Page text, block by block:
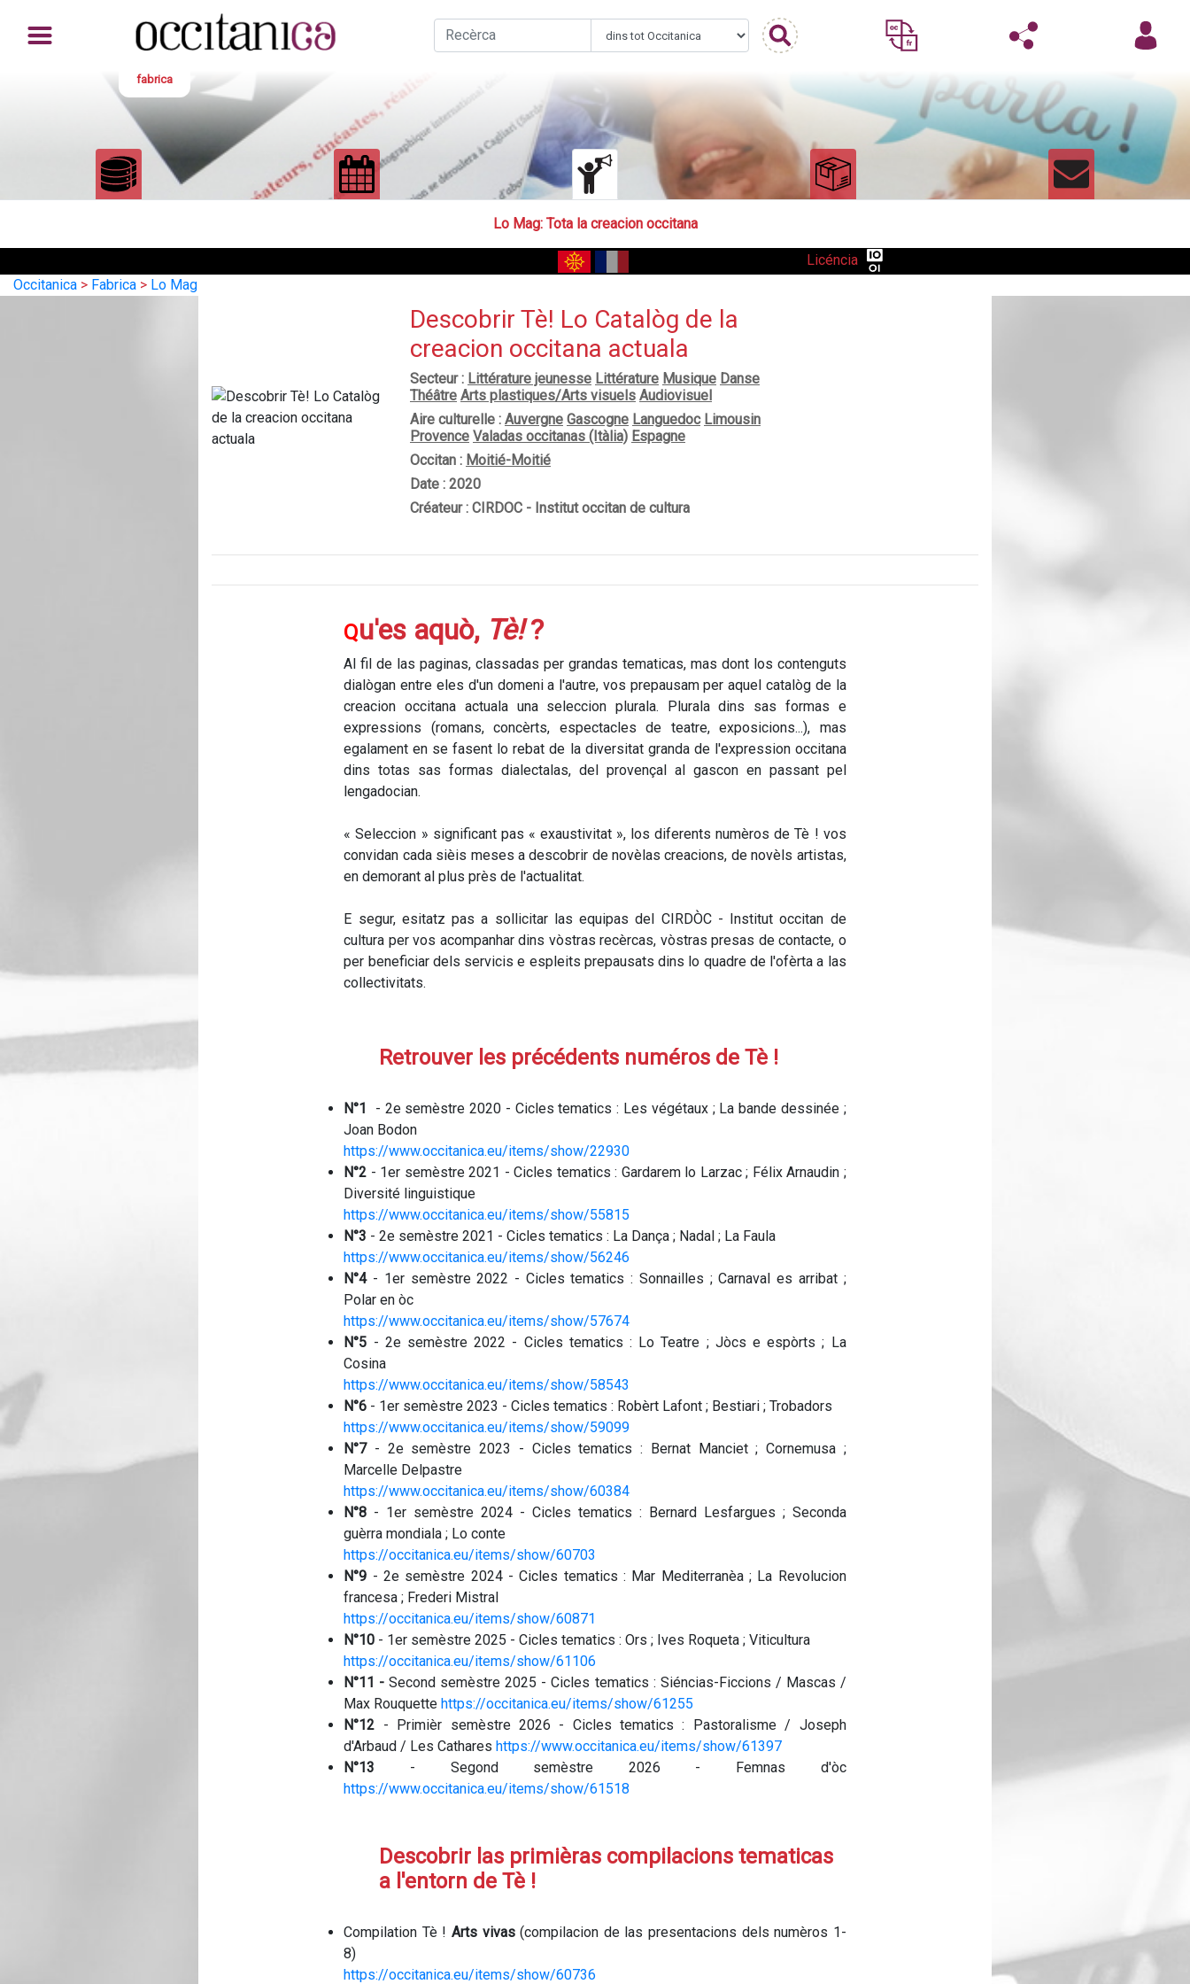
fabrica
Lo Mag: Tota la creacion occitana
Licéncia
Occitanica > Fabrica > Lo Mag
Descobrir Tè! Lo Catalòg de la
creacion occitana actuala
Secteur : Littérature jeunesse Littérature Musique Danse
Théâtre Arts plastiques/Arts visuels Audiovisuel
Aire culturelle : Auvergne Gascogne Languedoc Limousin
Provence Valadas occitanas (Itàlia) Espagne
Occitan : Moitié-Moitié
Date : 2020
Créateur : CIRDOC - Institut occitan de cultura
Qu'es aquò, Tè!?
Al fil de las paginas, classadas per grandas tematicas, mas dont los contenguts
dialògan entre eles d'un domeni a l'autre, vos prepausam per aquel catalòg de la
creacion occitana actuala una seleccion plurala. Plurala dins sas formas e
expressions (romans, concèrts, espectacles de teatre, exposicions...), mas
egalament en se fasent lo rebat de la diversitat granda de l'expression occitana
dins totas sas formas dialectalas, del provençal al gascon en passant pel
lengadocian.
« Seleccion » significant pas « exaustivitat », los diferents numèros de Tè ! vos
convidan cada sièis meses a descobrir de novèlas creacions, de novèls artistas,
en demorant al plus près de l'actualitat.
E segur, esitatz pas a sollicitar las equipas del CIRDÒC - Institut occitan de
cultura per vos acompanhar dins vòstras recèrcas, vòstras presas de contacte, o
per beneficiar dels servicis e espleits prepausats dins lo quadre de l'ofèrta a las
collectivitats.
Retrouver les précédents numéros de Tè !
N°1
- 2e semèstre 2020 - Cicles tematics : Les végétaux ; La bande dessinée ;
Joan Bodon
https://www.occitanica.eu/items/show/22930
N°2 - 1er semèstre 2021 - Cicles tematics : Gardarem lo Larzac ; Félix Arnaudin ;
Diversité linguistique
https://www.occitanica.eu/items/show/55815
N°3 - 2e semèstre 2021 - Cicles tematics : La Dança ; Nadal ; La Faula
https://www.occitanica.eu/items/show/56246
N°4- 1er semèstre 2022 - Cicles tematics : Sonnailles ; Carnaval es arribat ;
Polar en òc
https://www.occitanica.eu/items/show/57674
N°5 - 2e semèstre 2022 - Cicles tematics : Lo Teatre ; Jòcs e espòrts ; La
Cosina
https://www.occitanica.eu/items/show/58543
N°6 - 1er semèstre 2023 - Cicles tematics : Robèrt Lafont ; Bestiari ; Trobadors
https://www.occitanica.eu/items/show/59099
N°7- 2e semèstre 2023 - Cicles tematics : Bernat Manciet ; Cornemusa ;
Marcelle Delpastre
https://www.occitanica.eu/items/show/60384
N°8 - 1er semèstre 2024 - Cicles tematics : Bernard Lesfargues ; Seconda
guèrra mondiala ; Lo conte
https://occitanica.eu/items/show/60703
N°9 - 2e semèstre 2024 - Cicles tematics : Mar Mediterranèa ; La Revolucion
francesa ; Frederi Mistral
https://occitanica.eu/items/show/60871
N°10 - 1er semèstre 2025 - Cicles tematics : Ors ; Ives Roqueta ; Viticultura
https://occitanica.eu/items/show/61106
N°11 - Second semèstre 2025 - Cicles tematics : Siéncias-Ficcions / Mascas /
Max Rouquettehttps://occitanica.eu/items/show/61255
N°12 - Primièr semèstre 2026 - Cicles tematics : Pastoralisme / Joseph
d'Arbaud / Les Cathareshttps://www.occitanica.eu/items/show/61397
N°13 - Segond semèstre 2026 - Femnas d'òc
https://www.occitanica.eu/items/show/61518
Descobrir las primièras compilacions tematicas
a l'entorn de Tè !
Compilation Tè !Arts vivas(compilacion de las presentacions dels numèros 1-
8)
https://occitanica.eu/items/show/60736